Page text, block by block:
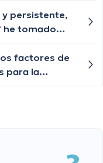
persistente,
he tomado
factores de
para la